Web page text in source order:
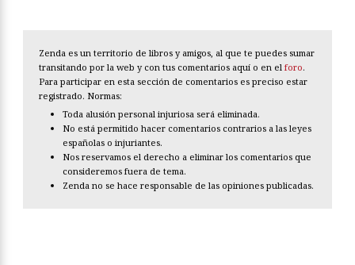
Zenda es un territorio de libros y amigos, al que te puedes sumar
transitando por la web y con tus comentarios aquí o en el foro.
Para participar en esta sección de comentarios es preciso estar
registrado. Normas:
Toda alusión personal injuriosa será eliminada.
No está permitido hacer comentarios contrarios a las leyes
españolas o injuriantes.
Nos reservamos el derecho a eliminar los comentarios que
consideremos fuera de tema.
Zenda no se hace responsable de las opiniones publicadas.